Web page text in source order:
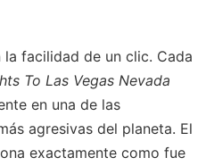
facilidad de un clic. Cada
To Las Vegas Nevada
en una de las
agresivas del planeta. El
exactamente como fue